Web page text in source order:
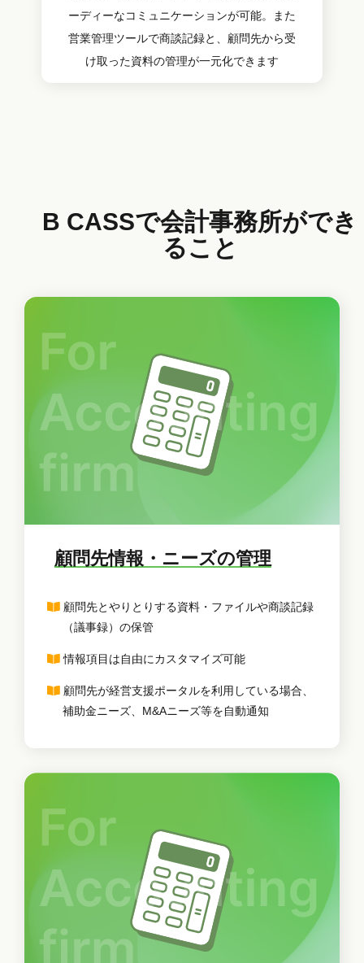
ーディーなコミュニケーションが可能。また
営業管理ツールで商談記録と、顧問先から受
け取った資料の管理が一元化できます
B CASSで会計事務所ができ
ること
顧問先情報・ニーズの管理
顧問先とやりとりする資料・ファイルや商談記録
（議事録）の保管
情報項目は自由にカスタマイズ可能
顧問先が経営支援ポータルを利用している場合、
補助金ニーズ、M&Aニーズ等を自動通知